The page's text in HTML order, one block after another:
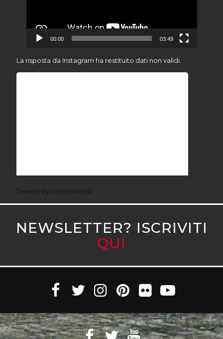
00:00 03:49
La risposta da Instagram ha restituito dati non validi.
Tweets by LorenzaVitali
NEWSLETTER? ISCRIVITI
QUI